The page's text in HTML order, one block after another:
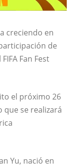
creciendo en
de
Fan Fest
el próximo 26
que se realizará
Yu, nació en